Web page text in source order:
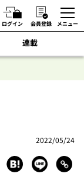
ログイン 会員登録 メニュー
連載
2022/05/24